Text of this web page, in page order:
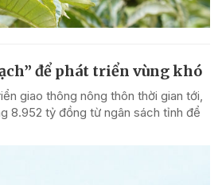
để phát triển vùng khó
giao thông nông thôn thời gian tới,
8.952 tỷ đồng từ ngân sách tỉnh để